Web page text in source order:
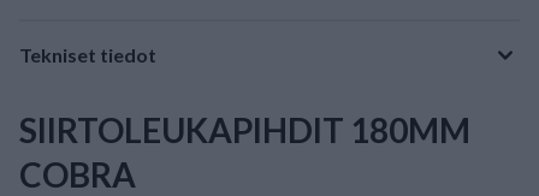
Tekniset tiedot
SIIRTOLEUKAPIHDIT 180MM
COBRA